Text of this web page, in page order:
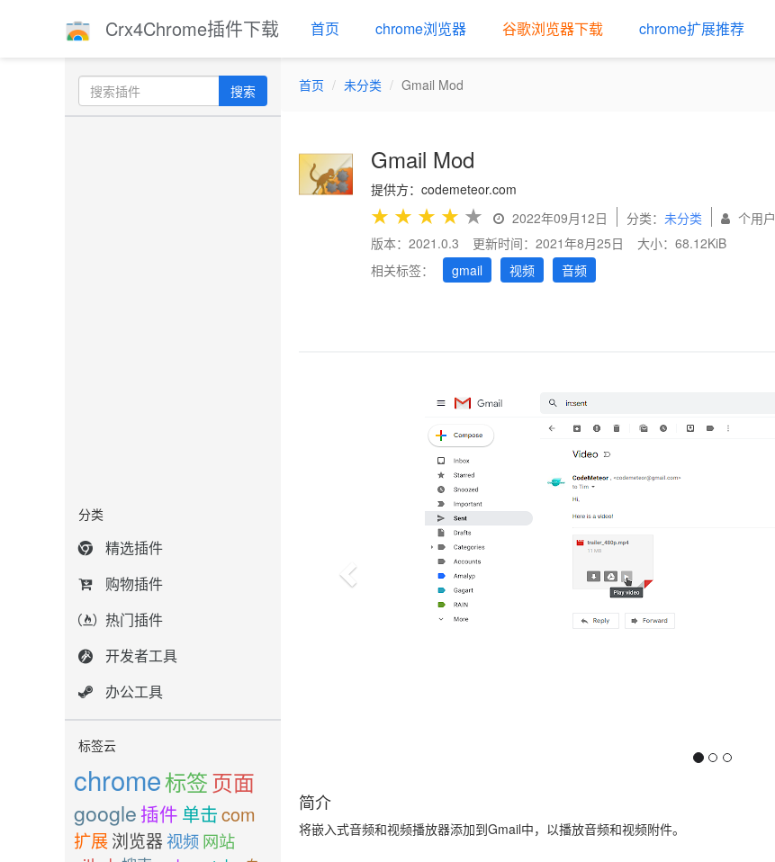
Crx4Chrome插件下载 首页 chrome浏览器 谷歌浏览器下载 chrome扩展推荐
搜索
分类
精选插件
购物插件
热门插件
开发者工具
办公工具
标签云
chrome标签页面
google 插件 单击com
扩展浏览器 视频网站
首页 未分类 Gmail Mod
Gmail Mod
提供方：codemeteor.com
★ ★ ★ ★ ★ 2022年09月12日 分类： 未分类
个用户
版本：2021.0.3
更新时间：2021年8月25日
大小：68.12KiB
相关标签：
gmail 视频 音频
简介
将嵌入式音频和视频播放器添加到Gmail中，以播放音频和视频附件。